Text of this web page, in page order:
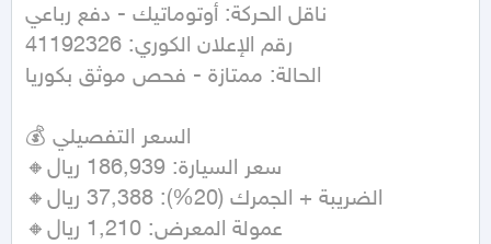
ناقل الحركة: أوتوماتيك - دفع رباعي
رقم الإعلان الكوري: 41192326
الحالة: ممتازة - فحص موثق بكوريا
💰 السعر التفصيلي
🔸سعر السيارة: 186,939 ريال
🔸الضريبة + الجمرك (20%): 37,388 ريال
🔸عمولة المعرض: 1,210 ريال